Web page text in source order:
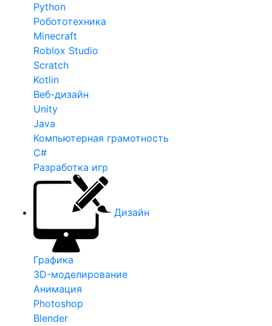
Python
Робототехника
Minecraft
Roblox Studio
Scratch
Kotlin
Веб-дизайн
Unity
Java
Компьютерная грамотность
C#
Разработка игр
Дизайн
Графика
3D-моделирование
Анимация
Photoshop
Blender